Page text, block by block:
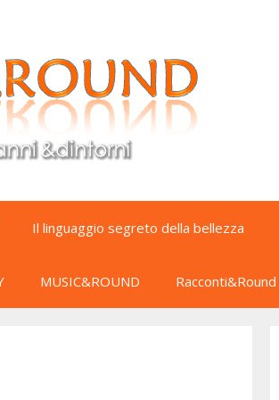
Il linguaggio segreto della bellezza
MUSIC&ROUND Racconti&Round